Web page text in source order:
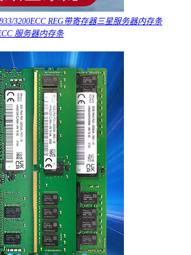
3200ECC REG带寄存器三星服务器内存条
服务器内存条